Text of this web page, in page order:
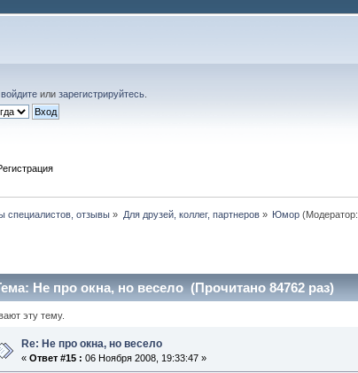
войдите илизарегистрируйтесь
отзывы » Для друзей, коллег, партнеров» Юмор (Модератор:
Не про окна, но весело (Прочитано 84762 раз)
эту тему.
Re: Не про окна, но весело
«Ответ #15 : 06 Ноября 2008, 19:33:47 »